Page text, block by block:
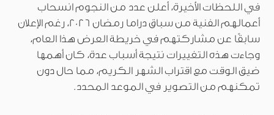
في اللحظات الأخيرة، أعلن عدد من النجوم انسحاب
أعمالهم الفنية من سباق دراما رمضان 2026، رغم الإعلان
سابقًا عن مشاركتهم في خريطة العرض هذا العام،
وجاءت هذه التغييرات نتيجة أسباب عدة، كان أهمها
ضيق الوقت مع اقتراب الشهر الكريم، مما حال دون
تمكنهم من التصوير في الموعد المحدد.